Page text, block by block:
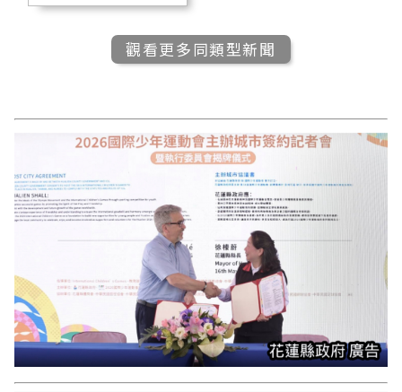
觀看更多同類型新聞